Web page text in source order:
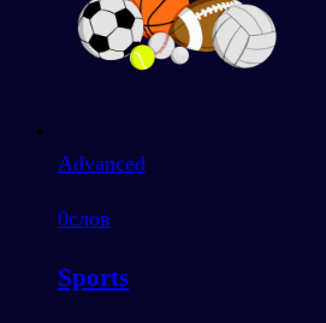
Advanced
0слов
Sports